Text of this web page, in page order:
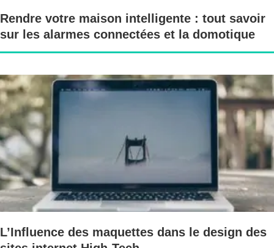
Rendre votre maison intelligente : tout savoir
sur les alarmes connectées et la domotique
L’Influence des maquettes dans le design des